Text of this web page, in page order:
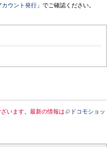
カウント発行 」でご確認ください。
います。最新の情報は
ドコモショッ